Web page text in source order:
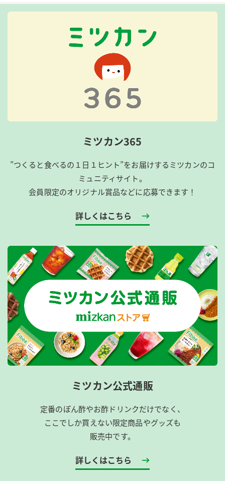
ミツカン365
”つくると食べるの１日１ヒント”をお届けするミツカンのコ
ミュニティサイト。
会員限定のオリジナル賞品などに応募できます！
詳しくはこちら
ミツカン公式通販
定番のぽん酢やお酢ドリンクだけでなく、
ここでしか買えない限定商品やグッズも
販売中です。
詳しくはこちら